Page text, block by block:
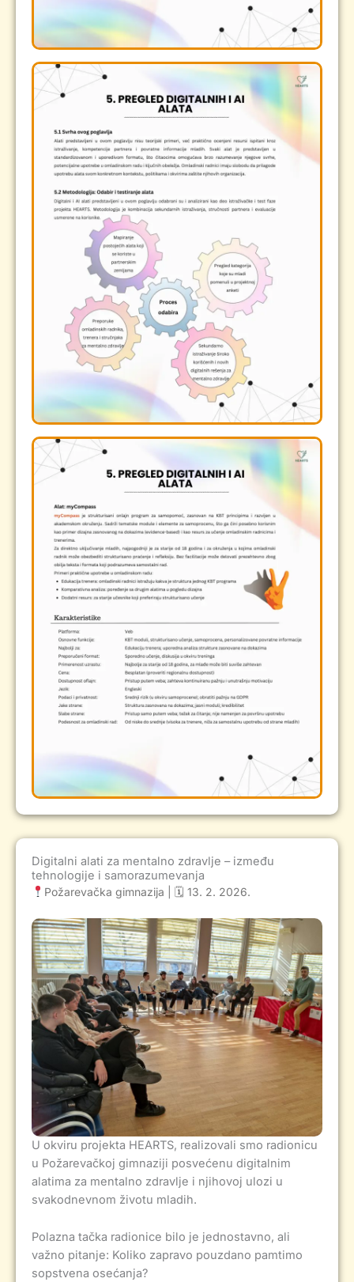
Digitalni alati za mentalno zdravlje – između
tehnologije i samorazumevanja
Požarevačka gimnazija | 🗓 13. 2. 2026.
U okviru projekta HEARTS, realizovali smo radionicu
u Požarevačkoj gimnaziji posvećenu digitalnim
alatima za mentalno zdravlje i njihovoj ulozi u
svakodnevnom životu mladih.
Polazna tačka radionice bilo je jednostavno, ali
važno pitanje: Koliko zapravo pouzdano pamtimo
sopstvena osećanja?